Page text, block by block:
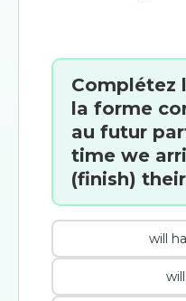
Complétez
la forme
au futur
time we
(finish)
will